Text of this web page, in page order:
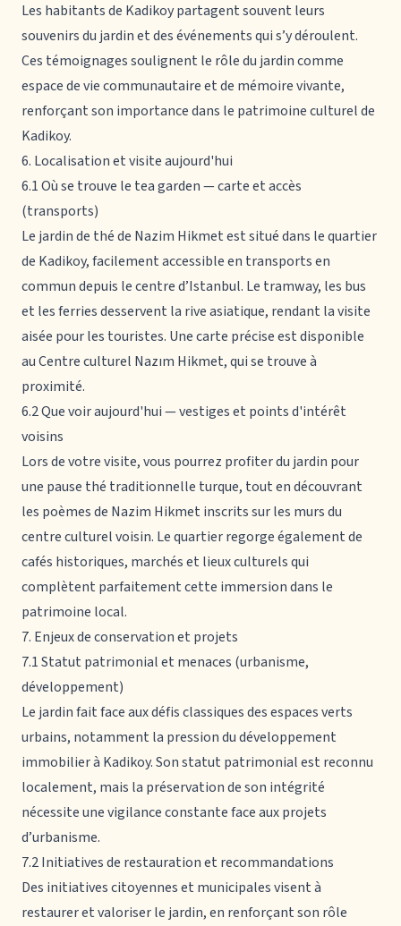
Les habitants de Kadikoy partagent souvent leurs
souvenirs du jardin et des événements qui s’y déroulent.
Ces témoignages soulignent le rôle du jardin comme
espace de vie communautaire et de mémoire vivante,
renforçant son importance dans le patrimoine culturel de
Kadikoy.
6. Localisation et visite aujourd'hui
6.1 Où se trouve le tea garden — carte et accès
(transports)
Le jardin de thé de Nazim Hikmet est situé dans le quartier
de Kadikoy, facilement accessible en transports en
commun depuis le centre d’Istanbul. Le tramway, les bus
et les ferries desservent la rive asiatique, rendant la visite
aisée pour les touristes. Une carte précise est disponible
au Centre culturel Nazım Hikmet, qui se trouve à
proximité.
6.2 Que voir aujourd'hui — vestiges et points d'intérêt
voisins
Lors de votre visite, vous pourrez profiter du jardin pour
une pause thé traditionnelle turque, tout en découvrant
les poèmes de Nazim Hikmet inscrits sur les murs du
centre culturel voisin. Le quartier regorge également de
cafés historiques, marchés et lieux culturels qui
complètent parfaitement cette immersion dans le
patrimoine local.
7. Enjeux de conservation et projets
7.1 Statut patrimonial et menaces (urbanisme,
développement)
Le jardin fait face aux défis classiques des espaces verts
urbains, notamment la pression du développement
immobilier à Kadikoy. Son statut patrimonial est reconnu
localement, mais la préservation de son intégrité
nécessite une vigilance constante face aux projets
d’urbanisme.
7.2 Initiatives de restauration et recommandations
Des initiatives citoyennes et municipales visent à
restaurer et valoriser le jardin, en renforçant son rôle